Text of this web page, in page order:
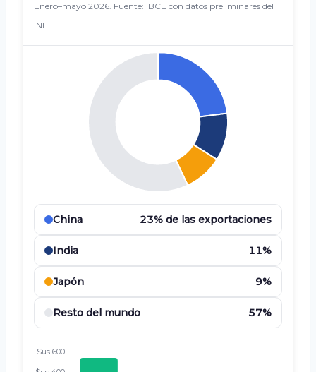
Enero–mayo 2026. Fuente: IBCE con datos preliminares del
INE
China 23% de las exportaciones
India 11%
Japón 9%
Resto del mundo 57%